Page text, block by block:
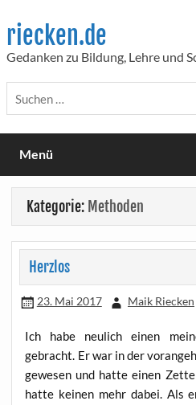
content
riecken.de
Gedanken zu Bildung, Lehre und
Menü
Kategorie: Methoden
Herzlos
23. Mai 2017 Maik Riecken
Ich habe neu­lich einen
gebracht. Er war in der
gewe­sen und hat­te einen
hat­te kei­nen mehr dabei. Als